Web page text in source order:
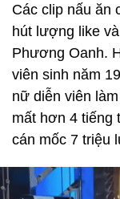
Các clip nấu ăn
hút lượng like
Phương Oanh.
viên sinh năm
nữ diễn viên
mất hơn 4 tiếng
cán mốc 7 triệu